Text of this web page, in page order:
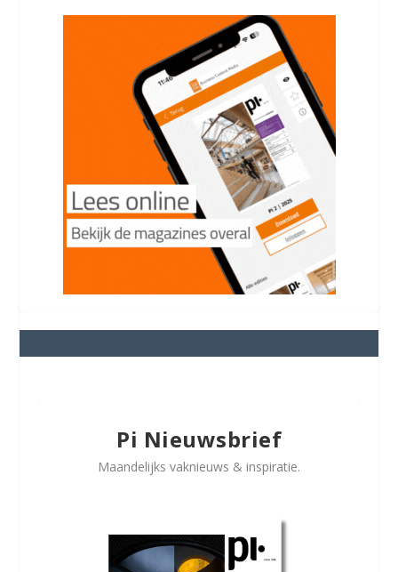
Pi Nieuwsbrief
Maandelijks vaknieuws & inspiratie.